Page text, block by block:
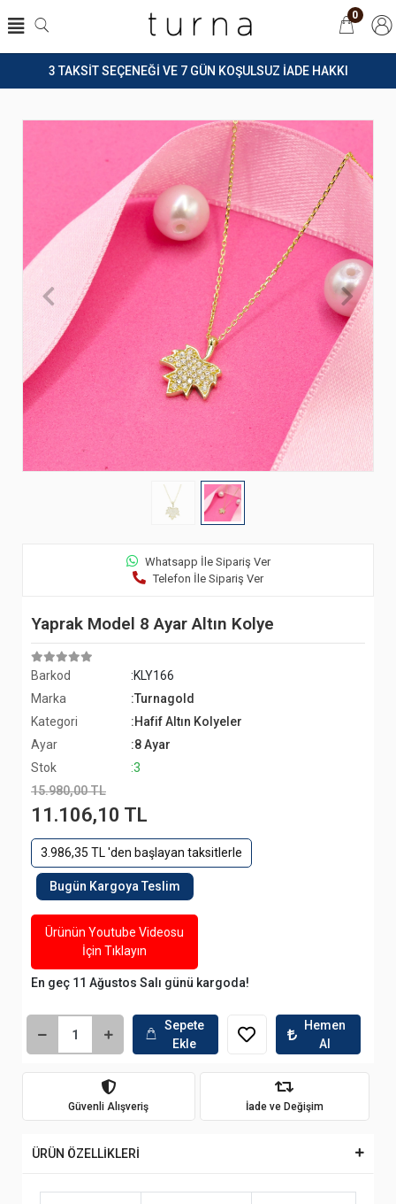
3 TAKSİT SEÇENEĞİ VE 7 GÜN KOŞULSUZ İADE HAKKI
0
Whatsapp İle Sipariş Ver
Telefon İle Sipariş Ver
Yaprak Model 8 Ayar Altın Kolye
Barkod
:KLY166
Marka
:Turnagold
Kategori
:Hafif Altın Kolyeler
Ayar
:8 Ayar
Stok
:3
15.980,00 TL
11.106,10 TL
3.986,35 TL 'den başlayan taksitlerle
Bugün Kargoya Teslim
Ürünün Youtube Videosu
İçin Tıklayın
En geç 11 Ağustos Salı günü kargoda!
Sepete
Ekle
Hemen
Al
Güvenli Alışveriş İade ve Değişim
ÜRÜN ÖZELLİKLERİ